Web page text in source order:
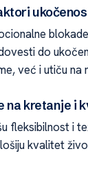
do
već i utiču na
na kretanje i
fleksibilnost i
kvalitet